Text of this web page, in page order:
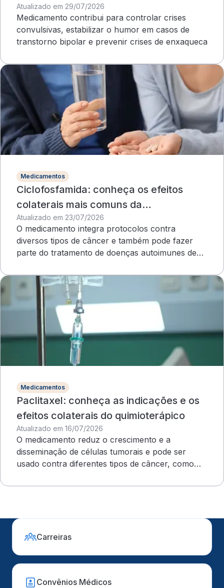
Atualizado em 29/07/2026
Medicamento contribui para controlar crises
convulsivas, estabilizar o humor em casos de
transtorno bipolar e prevenir crises de enxaqueca
Medicamentos
Ciclofosfamida: conheça os efeitos
colaterais mais comuns da
quimioterapia
Atualizado em 23/07/2026
O medicamento integra protocolos contra
diversos tipos de câncer e também pode fazer
parte do tratamento de doenças autoimunes de
Medicamentos
Paclitaxel: conheça as indicações e os
efeitos colaterais do quimioterápico
Atualizado em 16/07/2026
O medicamento reduz o crescimento e a
disseminação de células tumorais e pode ser
usado contra diferentes tipos de câncer, como
Carreiras
Convênios Médicos